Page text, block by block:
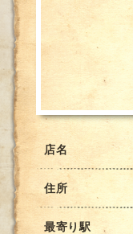
店名
住所
最寄り駅